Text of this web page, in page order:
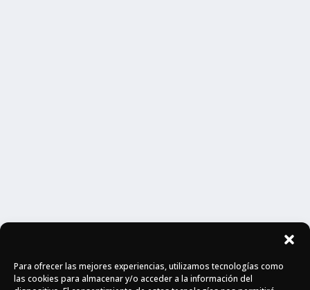
Para ofrecer las mejores experiencias, utilizamos tecnologías como
las cookies para almacenar y/o acceder a la información del